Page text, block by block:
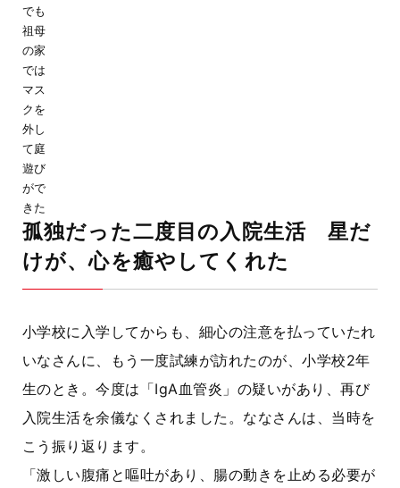
でも
祖母
の家
では
マス
クを
外し
て庭
遊び
がで
きた
孤独だった二度目の入院生活 星だ
けが、心を癒やしてくれた
小学校に入学してからも、細心の注意を払っていたれ
いなさんに、もう一度試練が訪れたのが、小学校2年
生のとき。今度は「IgA血管炎」の疑いがあり、再び
入院生活を余儀なくされました。ななさんは、当時を
こう振り返ります。
「激しい腹痛と嘔吐があり、腸の動きを止める必要が